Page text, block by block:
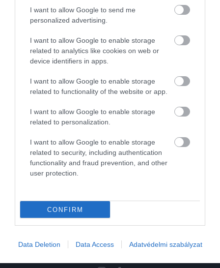
I want to allow Google to send me
personalized advertising.
I want to allow Google to enable storage
related to analytics like cookies on web or
device identifiers in apps.
I want to allow Google to enable storage
related to functionality of the website or app.
I want to allow Google to enable storage
related to personalization.
I want to allow Google to enable storage
related to security, including authentication
functionality and fraud prevention, and other
user protection.
CONFIRM
Data Deletion Data Access Adatvédelmi szabályzat
hogy szaftos maradjon.
Hagyjuk kihűlni, majd szeleteljük fel kis
Nyitókép: Shutterstock
BROWNIE GASZTRONÓMIA
Napi 120 gramm fehérje és 45 gramm rost:
Valószínűleg te is rendszeresen eszel
rovarokat – csak nem…
Művelődj, szórakozz, kíváncsiskodj, kóstolgass
és ismerd meg a Hamu és Gyémánt világát!